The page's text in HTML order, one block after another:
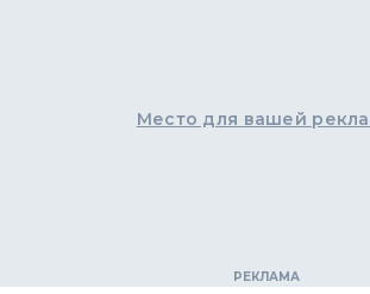
Место для вашей